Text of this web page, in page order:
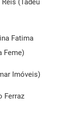
(Tadeu
Fatima
Feme)
Imóveis)
Ferraz